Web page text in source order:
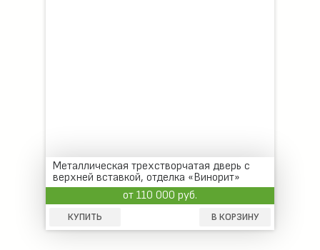
Металлическая трехстворчатая дверь с
верхней вставкой, отделка «Винорит»
от 110 000 руб.
КУПИТЬ В КОРЗИНУ